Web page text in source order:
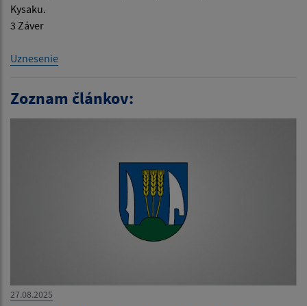
Kysaku.
3 Záver
Uznesenie
Zoznam článkov:
27.08.2025